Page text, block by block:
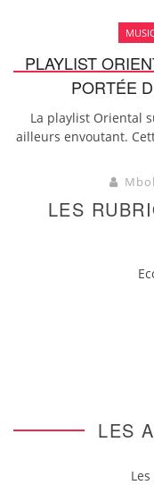
PLAYLIST
PORTÉE
La playlist Oriental
ailleurs envoutant.
LES
LES